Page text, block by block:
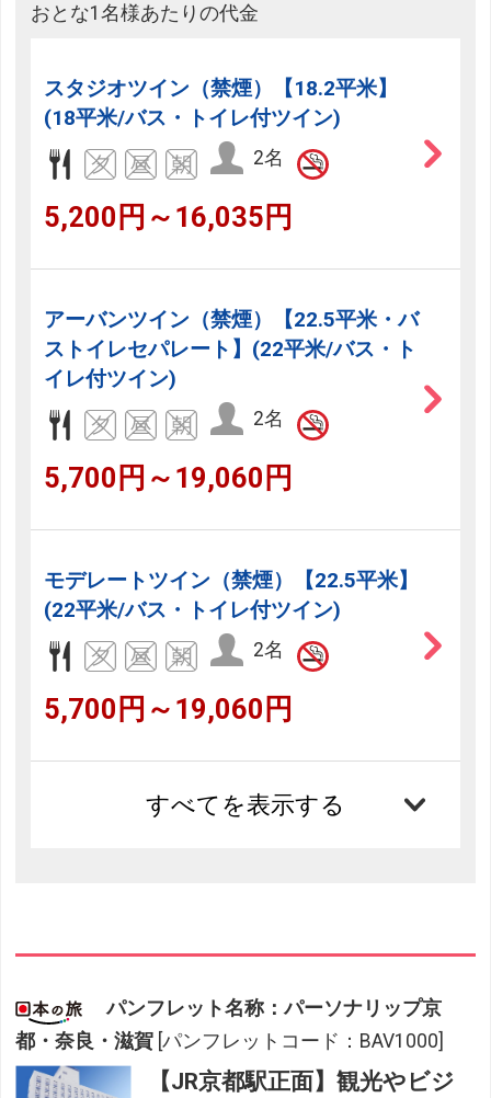
おとな1名様あたりの代金
スタジオツイン（禁煙）【18.2平米】
(18平米/バス・トイレ付ツイン)
2名
5,200円～16,035円
アーバンツイン（禁煙）【22.5平米・バ
ストイレセパレート】(22平米/バス・ト
イレ付ツイン)
2名
5,700円～19,060円
モデレートツイン（禁煙）【22.5平米】
(22平米/バス・トイレ付ツイン)
2名
5,700円～19,060円
すべてを表示する
パンフレット名称：パーソナリップ京
都・奈良・滋賀 [パンフレットコード：BAV1000]
【JR京都駅正面】観光やビジ